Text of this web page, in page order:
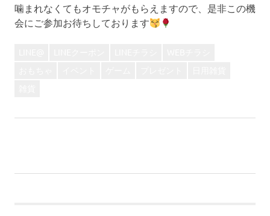
噛まれなくてもオモチャがもらえますので、是非この機
会にご参加お待ちしております
事:
記